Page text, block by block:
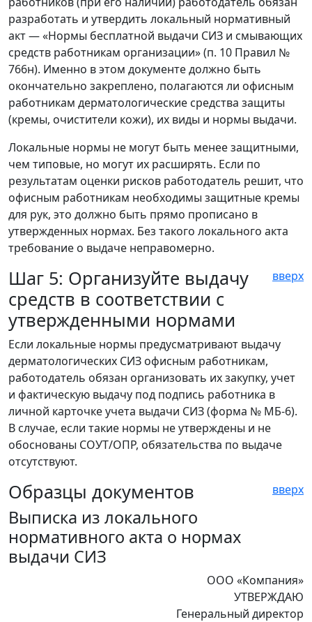
разработать и утвердить локальный нормативный
акт — «Нормы бесплатной выдачи СИЗ и смывающих
средств работникам организации» (п. 10 Правил №
766н). Именно в этом документе должно быть
окончательно закреплено, полагаются ли офисным
работникам дерматологические средства защиты
(кремы, очистители кожи), их виды и нормы выдачи.
Локальные нормы не могут быть менее защитными,
чем типовые, но могут их расширять. Если по
результатам оценки рисков работодатель решит, что
офисным работникам необходимы защитные кремы
для рук, это должно быть прямо прописано в
утвержденных нормах. Без такого локального акта
требование о выдаче неправомерно.
вверх
Шаг 5: Организуйте выдачу
средств в соответствии с
утвержденными нормами
Если локальные нормы предусматривают выдачу
дерматологических СИЗ офисным работникам,
работодатель обязан организовать их закупку, учет
и фактическую выдачу под подпись работника в
личной карточке учета выдачи СИЗ (форма № МБ-6).
В случае, если такие нормы не утверждены и не
обоснованы СОУТ/ОПР, обязательства по выдаче
отсутствуют.
вверх
Образцы документов
Выписка из локального
нормативного акта о нормах
выдачи СИЗ
ООО «Компания»
УТВЕРЖДАЮ
Генеральный директор